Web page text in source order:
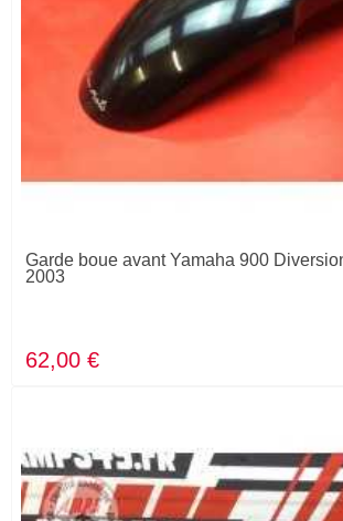
Garde boue avant Yamaha 900
2003
62,00 €